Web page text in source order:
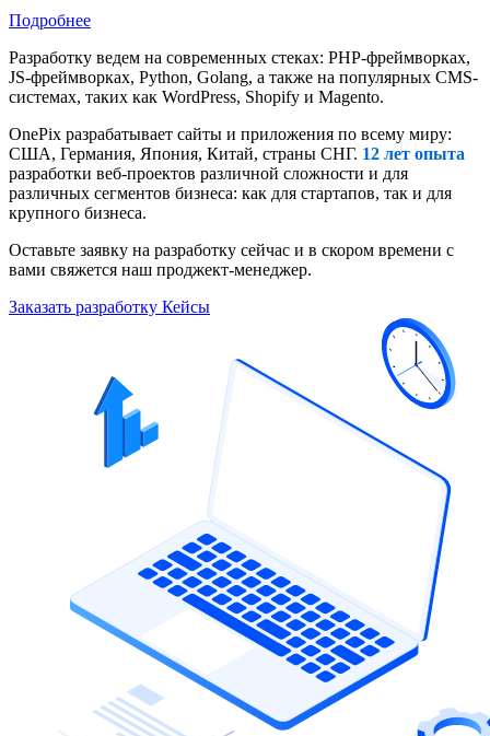
Подробнее
Разработку ведем на современных стеках: PHP-фреймворках,
JS-фреймворках, Python, Golang, а также на популярных CMS-
системах, таких как WordPress, Shopify и Magento.
OnePix разрабатывает сайты и приложения по всему миру:
США, Германия, Япония, Китай, страны СНГ. 12 лет опыта
разработки веб-проектов различной сложности и для
различных сегментов бизнеса: как для стартапов, так и для
крупного бизнеса.
Оставьте заявку на разработку сейчас и в скором времени c
вами свяжется наш проджект-менеджер.
Заказать разработку Кейсы